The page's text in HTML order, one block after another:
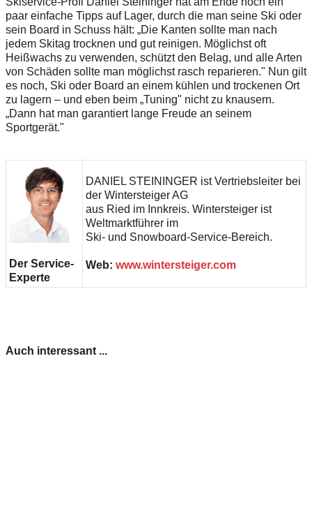
paar einfache Tipps auf Lager, durch die man seine Ski oder
sein Board in Schuss hält: „Die Kanten sollte man nach
jedem Skitag trocknen und gut reinigen. Möglichst oft
Heißwachs zu verwenden, schützt den Belag, und alle Arten
von Schäden sollte man möglichst rasch reparieren." Nun gilt
es noch, Ski oder Board an einem kühlen und trockenen Ort
zu lagern – und eben beim „Tuning" nicht zu knausern.
„Dann hat man garantiert lange Freude an seinem
Sportgerät."
Der Service-
Experte
DANIEL STEININGER ist Vertriebsleiter bei
der Wintersteiger AG
aus Ried im Innkreis. Wintersteiger ist
Weltmarktführer im
Ski- und Snowboard-Service-Bereich.
Web: www.wintersteiger.com
Auch interessant ...